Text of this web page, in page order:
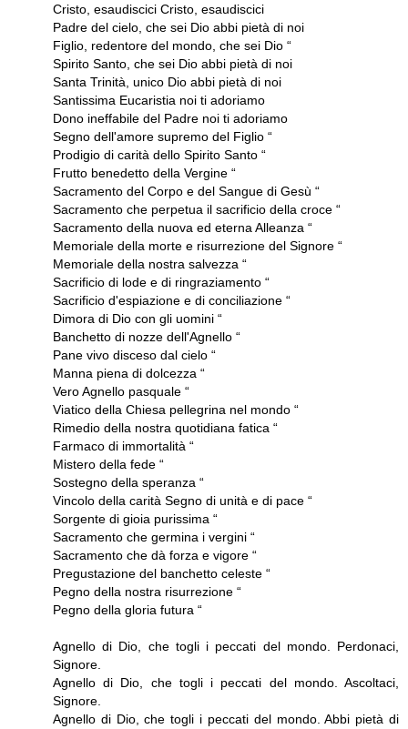
Cristo, esaudiscici Cristo, esaudiscici
Padre del cielo, che sei Dio abbi pietà di noi
Figlio, redentore del mondo, che sei Dio “
Spirito Santo, che sei Dio abbi pietà di noi
Santa Trinità, unico Dio abbi pietà di noi
Santissima Eucaristia noi ti adoriamo
Dono ineffabile del Padre noi ti adoriamo
Segno dell'amore supremo del Figlio “
Prodigio di carità dello Spirito Santo “
Frutto benedetto della Vergine “
Sacramento del Corpo e del Sangue di Gesù “
Sacramento che perpetua il sacrificio della croce “
Sacramento della nuova ed eterna Alleanza “
Memoriale della morte e risurrezione del Signore “
Memoriale della nostra salvezza “
Sacrificio di lode e di ringraziamento “
Sacrificio d'espiazione e di conciliazione “
Dimora di Dio con gli uomini “
Banchetto di nozze dell'Agnello “
Pane vivo disceso dal cielo “
Manna piena di dolcezza “
Vero Agnello pasquale “
Viatico della Chiesa pellegrina nel mondo “
Rimedio della nostra quotidiana fatica “
Farmaco di immortalità “
Mistero della fede “
Sostegno della speranza “
Vincolo della carità Segno di unità e di pace “
Sorgente di gioia purissima “
Sacramento che germina i vergini “
Sacramento che dà forza e vigore “
Pregustazione del banchetto celeste “
Pegno della nostra risurrezione “
Pegno della gloria futura “
Agnello di Dio, che togli i peccati del mondo. Perdonaci,
Signore.
Agnello di Dio, che togli i peccati del mondo. Ascoltaci,
Signore.
Agnello di Dio, che togli i peccati del mondo. Abbi pietà di